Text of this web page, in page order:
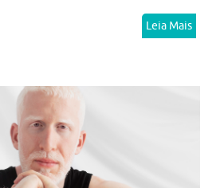
Leia Mais